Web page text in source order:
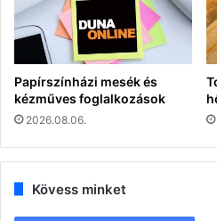
Papírszínházi mesék és
kézműves foglalkozások
2026.08.06.
Kövess minket